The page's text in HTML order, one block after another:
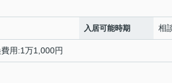
入居可能時期 相
用:1万1,000円